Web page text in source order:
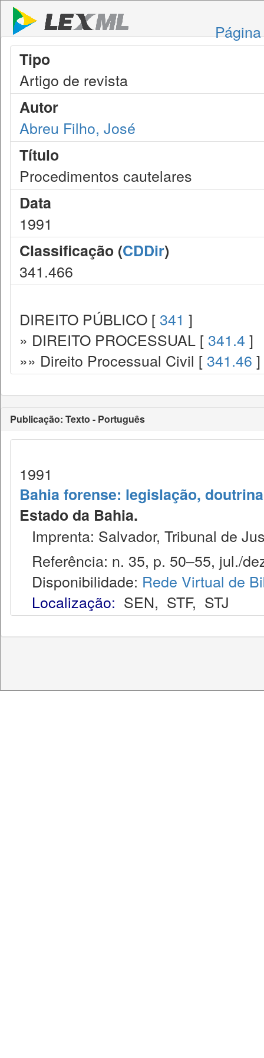
Tipo
Artigo de revista
Autor
Abreu Filho, José
Título
Procedimentos cautelares
Data
1991
Classificação (CDDir)
341.466
DIREITO PÚBLICO [ 341 ]
» DIREITO PROCESSUAL [ 341.4 ]
»» Direito Processual Civil [ 341.46 ]
Publicação: Texto - Português
1991
Bahia forense: legislação,
Estado da Bahia.
Imprenta: Salvador, Tribunal de
Referência: n. 35, p. 50–55, jul./
Disponibilidade: Rede Virtual de
Localização: SEN, STF, STJ